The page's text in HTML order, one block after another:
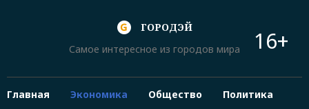
ГОРОДЭЙ
Самое интересное из городов мира
16+
Главная Экономика Общество Политика